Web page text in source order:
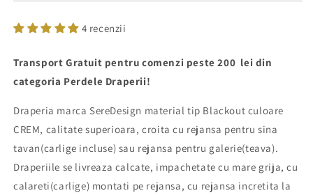
Crem
croita
rejansa
pentru
sau
galerie,
carlige
sina
by
SeReDesign
croita
rejansa
pentru
sau
galerie,
carlige
sina
by
SeReDesign
4 recenzii
Transport Gratuit pentru comenzi peste 200 lei din
categoria Perdele Draperii!
Draperia marca SereDesign material tip Blackout culoare
CREM, calitate superioara, croita cu rejansa pentru sina
tavan(carlige incluse) sau rejansa pentru galerie(teava).
Draperiile se livreaza calcate, impachetate cu mare grija, cu
calareti(carlige) montati pe rejansa, cu rejansa incretita la